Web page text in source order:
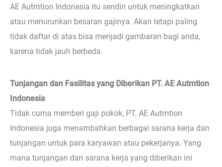
AE Autmtion Indonesia itu sendiri untuk meningkatkan
atau menurunkan besaran gajinya. Akan tetapi paling
tidak daftar di atas bisa menjadi gambaran bagi anda,
karena tidak jauh berbeda.
Tunjangan dan Fasilitas yang Diberikan PT. AE Autmtion
Indonesia
Tidak cuma memberi gaji pokok, PT. AE Autmtion
Indonesia juga menambahkan berbagai sarana kerja dan
tunjangan untuk para karyawan atau pekerjanya. Yang
mana tunjangan dan sarana kerja yang diberikan ini